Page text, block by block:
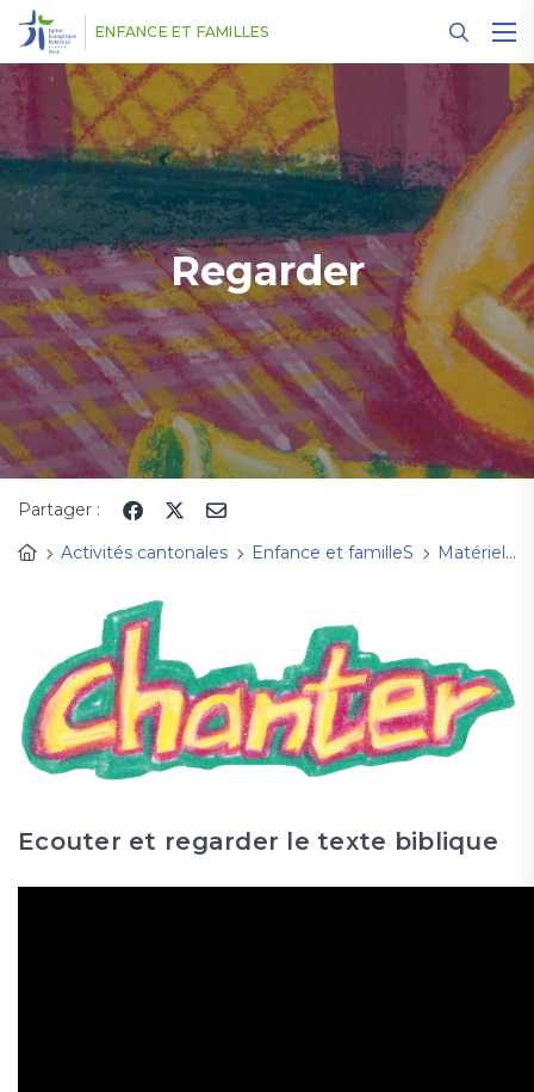
ENFANCE ET FAMILLES
Regarder
Partager :
Activités cantonales
Enfance et familleS Matériel d'animation
Ecouter et regarder le texte biblique
Panneau de gestion des cookies